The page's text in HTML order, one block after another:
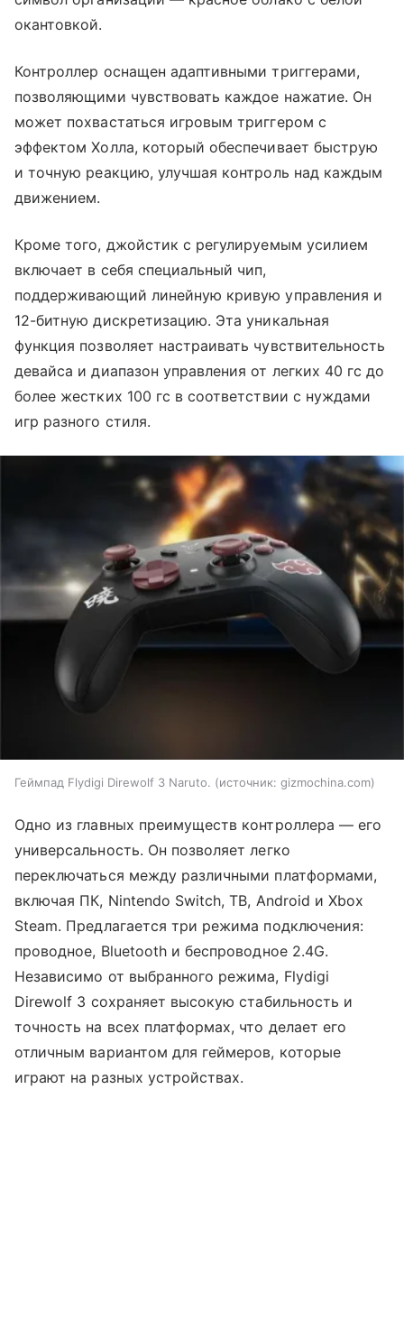
окантовкой.
Контроллер оснащен адаптивными триггерами,
позволяющими чувствовать каждое нажатие. Он
может похвастаться игровым триггером с
эффектом Холла, который обеспечивает быструю
и точную реакцию, улучшая контроль над каждым
движением.
Кроме того, джойстик с регулируемым усилием
включает в себя специальный чип,
поддерживающий линейную кривую управления и
12-битную дискретизацию. Эта уникальная
функция позволяет настраивать чувствительность
девайса и диапазон управления от легких 40 гс до
более жестких 100 гс в соответствии с нуждами
игр разного стиля.
Геймпад Flydigi Direwolf 3 Naruto. источник: gizmochina.com
Одно из главных преимуществ контроллера — его
универсальность. Он позволяет легко
переключаться между различными платформами,
включая ПК, Nintendo Switch, ТВ, Android и Xbox
Steam. Предлагается три режима подключения:
проводное, Bluetooth и беспроводное 2.4G.
Независимо от выбранного режима, Flydigi
Direwolf 3 сохраняет высокую стабильность и
точность на всех платформах, что делает его
отличным вариантом для геймеров, которые
играют на разных устройствах.